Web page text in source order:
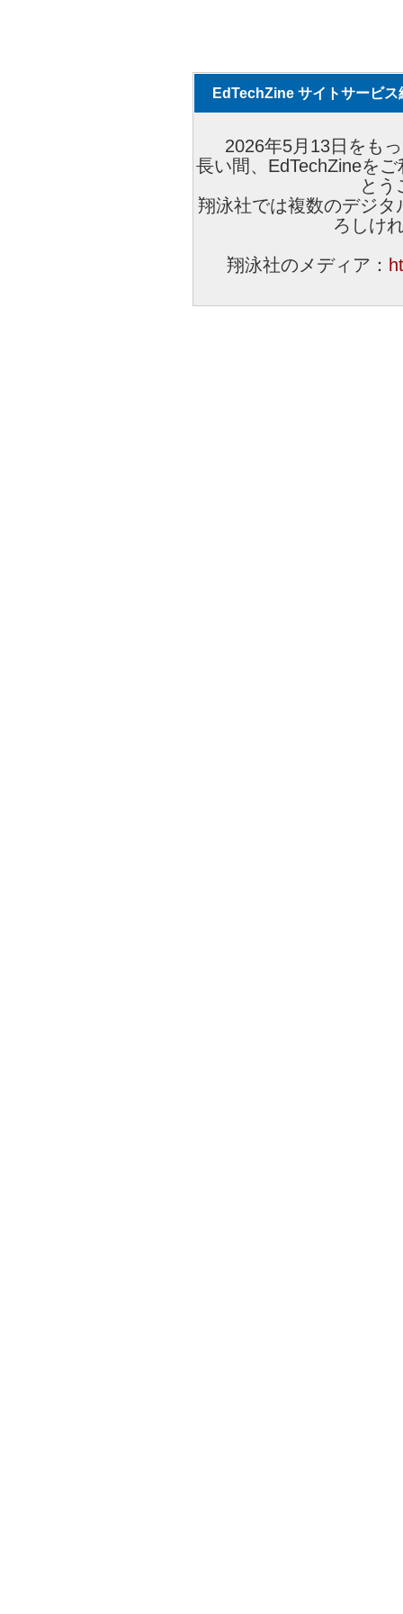
EdTechZine サイトサービス
2026年5月13日をも
長い間、EdTechZineを
とう
翔泳社では複数のデジ
ろしけ
翔泳社のメディア：